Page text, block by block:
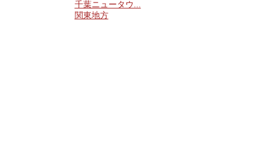
千葉ニュータウ...
関東地方